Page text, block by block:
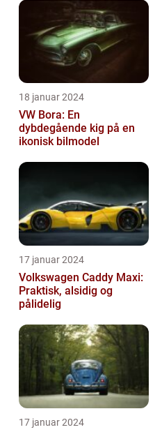
18 januar 2024
VW Bora: En
dybdegående kig på en
ikonisk bilmodel
17 januar 2024
Volkswagen Caddy Maxi:
Praktisk, alsidig og
pålidelig
17 januar 2024